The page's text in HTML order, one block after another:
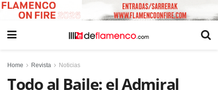
Home Revista Noticias
Todo al Baile: el Admiral